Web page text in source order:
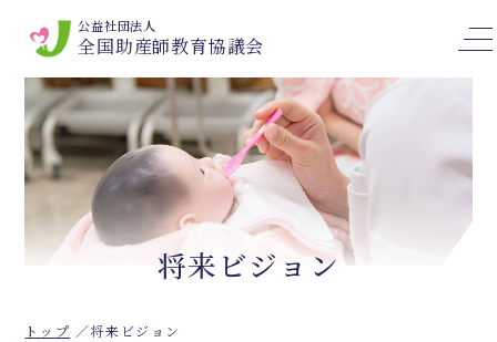
公益社団法人
全国助産師教育協議会
将来ビジョン
トップ 将来ビジョン